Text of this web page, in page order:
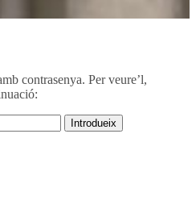
contrasenya. Per veure’l,